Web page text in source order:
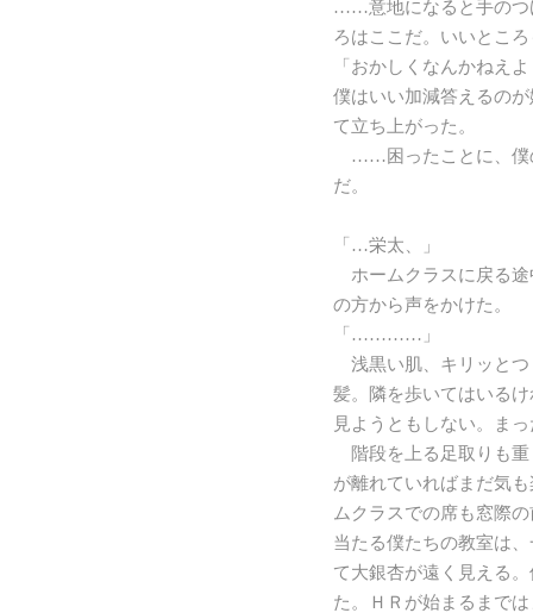
……意地になると手のつ
ろはここだ。いいとこ
「おかしくなんかねえ
僕はいい加減答えるの
て立ち上がった。
……困ったことに、僕
だ。
「…栄太、」
ホームクラスに戻る途
の方から声をかけた。
「…………」
浅黒い肌、キリッとつ
髪。隣を歩いてはいる
見ようともしない。ま
階段を上る足取りも重
が離れていればまだ気
ムクラスでの席も窓際
当たる僕たちの教室は
て大銀杏が遠く見える
た。ＨＲが始まるまで